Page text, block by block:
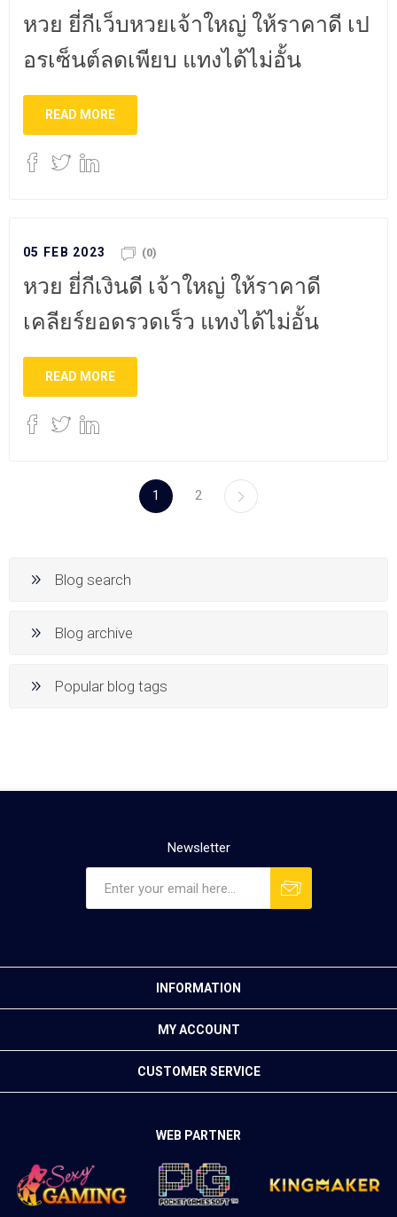
หวย ยี่กีเว็บหวยเจ้าใหญ่ ให้ราคาดี เป
อรเซ็นต์ลดเพียบ แทงได้ไม่อั้น
READ MORE
05 FEB 2023 (0)
หวย ยี่กีเงินดี เจ้าใหญ่ ให้ราคาดี
เคลียร์ยอดรวดเร็ว แทงได้ไม่อั้น
READ MORE
1 2
Blog search
Blog archive
Popular blog tags
Newsletter
INFORMATION
MY ACCOUNT
CUSTOMER SERVICE
WEB PARTNER